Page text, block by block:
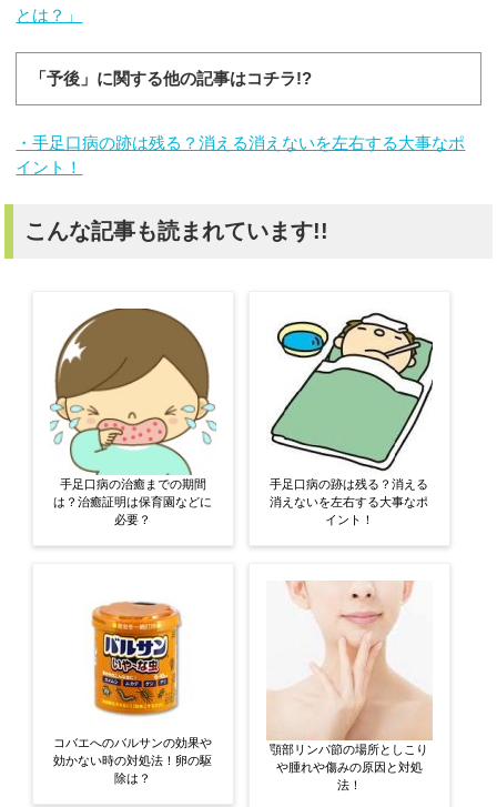
とは？」
「予後」に関する他の記事はコチラ!?
・手足口病の跡は残る？消える消えないを左右する大事なポ
イント！
こんな記事も読まれています!!
手足口病の治癒までの期間
は？治癒証明は保育園などに
必要？
コバエへのバルサンの効果や
効かない時の対処法！卵の駆
除は？
手足口病の跡は残る？消える
消えないを左右する大事なポ
イント！
顎部リンパ節の場所としこり
や腫れや傷みの原因と対処
法！